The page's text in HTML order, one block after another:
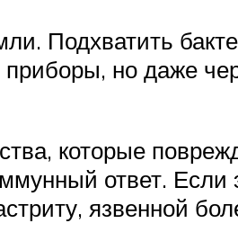
Подхватить
приборы, но даже
которые
ответ. Если
язвенной